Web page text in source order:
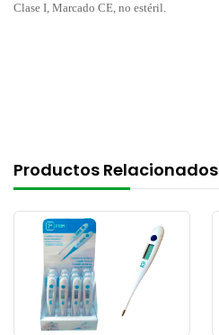
Clase I, Marcado CE, no estéril.
Productos Relacionados